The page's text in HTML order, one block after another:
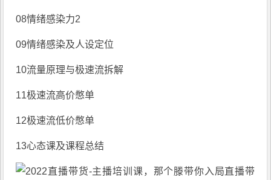
08情绪感染力2
09情绪感染及人设定位
10流量原理与极速流拆解
11极速流高价憋单
12极速流低价憋单
13心态课及课程总结